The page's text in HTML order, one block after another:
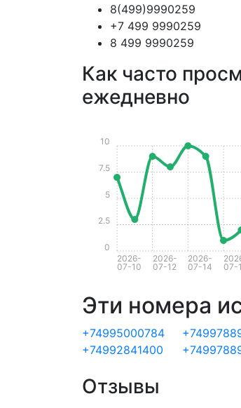
8(499)9990259
+7 499 9990259
8 499 9990259
Как часто
ежедневно
2026-
07-10
2026-
07-12
2026-
07-14
07-
0
2.5
5
7.5
10
Эти номера
+74995000784
+74992841400
Отзывы